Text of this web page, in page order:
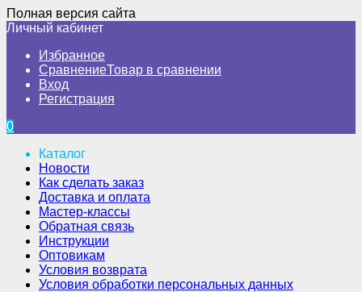
Полная версия сайта
Личный кабинет
Избранное
СравнениеТовар в сравнении
Вход
Регистрация
0
Каталог
Новости
Как сделать заказ
Доставка и оплата
Мастер-классы
Обратная связь
Инструкции
Оптовикам
Условия возврата
Условия обработки персональных данных